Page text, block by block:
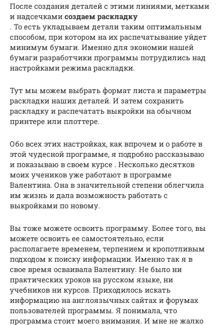
После создания деталей с этими линиями, метками
и надсечками создаем раскладку
. То есть укладываем детали таким оптимальным
способом, при котором на их распечатывание уйдет
минимум бумаги. Именно для экономии нашей
бумаги разработчики программы потрудились над
настройками режима раскладки.
Тут мы можем выбрать формат листа и параметры
раскладки наших деталей. И затем сохранить
раскладку и распечатать выкройки на обычном
принтере или плоттере.
Обо всех этих настройках, как впрочем и о работе в
этой чудесной программе, я подробно рассказываю
и показываю в своем курсе . Несколько десятков
моих учеников уже работают в программе
Валентина. Она в значительной степени облегчила
им жизнь и дала возможность работать с
выкройками по новому.
Вы тоже можете освоить программу. Более того, вы
можете освоить ее самостоятельно, если
располагаете временем, терпением и кропотливым
подходом к поиску информации. Именно так я в
свое время осваивала Валентину. Не было ни
практических уроков на русском языке, ни
учебников ни курсов. Приходилось искать
информацию на англоязычных сайтах и форумах
пользователей программы. Я понимала, что
программа стоит моего внимания. И мне не жалко